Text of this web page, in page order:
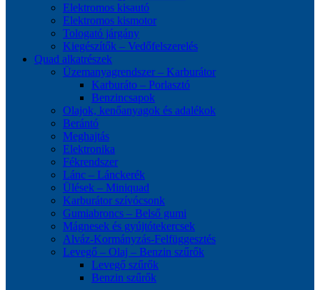
Elektromos kisautó
Elektromos kismotor
Tologató járgány
Kiegészítők – Vedőfelszerelés
Quad alkatrészek
Üzemanyagrendszer – Karburátor
Karburáto – Porlasztó
Benzincsapok
Olajok, kenőanyagok és adalékok
Berántó
Meghajtás
Elektronika
Fékrendszer
Lánc – Lánckerék
Ülések – Miniquad
Karburátor szívócsonk
Gumiabroncs – Belső gumi
Mágnesek és gyújtótekercsek
Alváz-Kormányzás-Felfüggesztés
Levegő – Olaj – Benzin szűrők
Levegő szűrők
Benzin szűrők